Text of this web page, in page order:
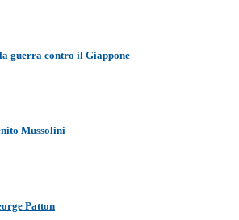
guerra contro il Giappone
Mussolini
Patton